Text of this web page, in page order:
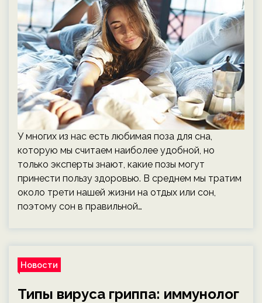
У многих из нас есть любимая поза для сна,
которую мы считаем наиболее удобной, но
только эксперты знают, какие позы могут
принести пользу здоровью. В среднем мы тратим
около трети нашей жизни на отдых или сон,
поэтому сон в правильной…
Новости
Типы вируса гриппа: иммунолог